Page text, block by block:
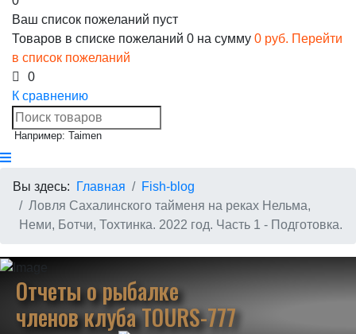
Ваш список пожеланий пуст
Товаров в списке пожеланий 0 на сумму 0 руб. Перейти
в список пожеланий
0
К сравнению
Например: Taimen
Вы здесь: Главная
Fish-blog
Ловля Сахалинского тайменя на реках Нельма,
Неми, Ботчи, Тохтинка. 2022 год. Часть 1 - Подготовка.
Отчеты о рыбалке
членов клуба TOURS-777